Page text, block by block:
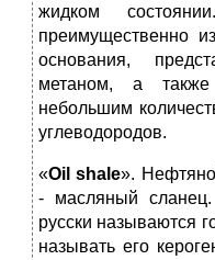
жидком
преимущественно
основания,
метаном, а
небольшим
углеводородов.
«Oil shale».
‑ масляный
русски называются
называть его